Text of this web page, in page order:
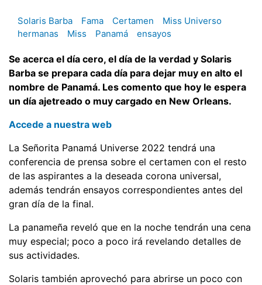
Solaris Barba Fama Certamen
Miss Universo
hermanas
Miss Panamá ensayos
Se acerca el día cero, el día de la verdad y Solaris
Barba se prepara cada día para dejar muy en alto el
nombre de Panamá. Les comento que hoy le espera
un día ajetreado o muy cargado en New Orleans.
Accede a nuestra web
La Señorita Panamá Universe 2022 tendrá una
conferencia de prensa sobre el certamen con el resto
de las aspirantes a la deseada corona universal,
además tendrán ensayos correspondientes antes del
gran día de la final.
La panameña reveló que en la noche tendrán una cena
muy especial; poco a poco irá revelando detalles de
sus actividades.
Solaris también aprovechó para abrirse un poco con